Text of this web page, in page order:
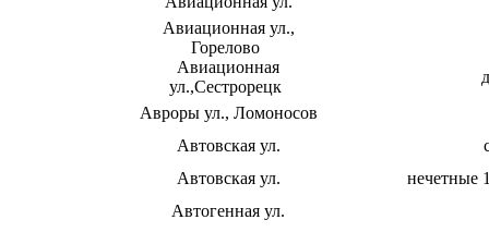
Авиационная ул.,
Горелово
Авиационная
ул.,Сестрорецк
Авроры ул., Ломоносов
Автовская ул.
Автовская ул.
нечетные
Автогенная ул.